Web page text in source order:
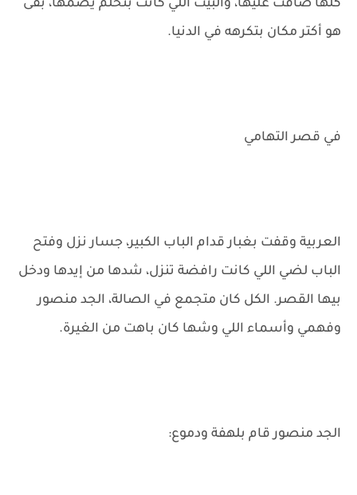
كلها ضاقت عليها، والبيت اللي كانت بتحلم يضمها، بقى
هو أكتر مكان بتكرهه في الدنيا.
في قصر التهامي
العربية وقفت بغبار قدام الباب الكبير، جسار نزل وفتح
الباب لضي اللي كانت رافضة تنزل، شدها من إيدها ودخل
بيها القصر. الكل كان متجمع في الصالة، الجد منصور
وفهمي وأسماء اللي وشها كان باهت من الغيرة.
الجد منصور قام بلهفة ودموع: